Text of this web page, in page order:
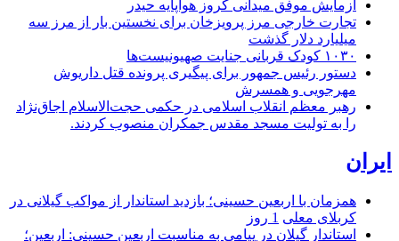
آزمایش موفق میدانی کروز هواپایه حیدر
تجارت خارجی مرز پرویزخان برای نخستین بار از مرز سه
میلیارد دلار گذشت
۱۰۳۰ کودک قربانی جنایت صهیونیست‌ها
دستور رئیس جمهور برای پیگیری پرونده قتل داریوش
مهرجویی و همسرش
رهبر معظم انقلاب اسلامی در حکمی حجت‌الاسلام اجاق‌نژاد
را به تولیت مسجد مقدس جمکران منصوب کردند.
ایران
همزمان با اربعین حسینی؛ بازدید استاندار از مواکب گیلانی در
کربلای معلی 1 روز
استاندار گیلان در پیامی به مناسبت اربعین حسینی: اربعین؛